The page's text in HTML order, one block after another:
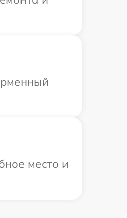
место и